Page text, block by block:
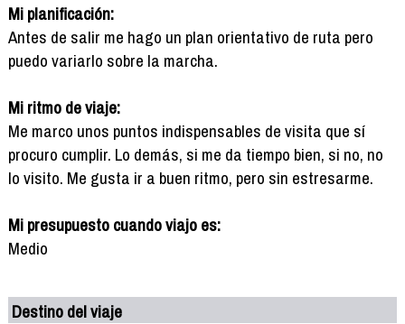
Mi planificación:
Antes de salir me hago un plan orientativo de ruta pero
puedo variarlo sobre la marcha.
Mi ritmo de viaje:
Me marco unos puntos indispensables de visita que sí
procuro cumplir. Lo demás, si me da tiempo bien, si no, no
lo visito. Me gusta ir a buen ritmo, pero sin estresarme.
Mi presupuesto cuando viajo es:
Medio
Destino del viaje